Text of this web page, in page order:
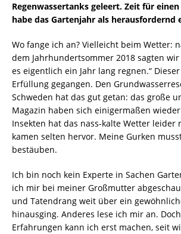
Regenwassertanks geleert. Zeit für
habe das Gartenjahr als herausfordernd
Wo fange ich an? Vielleicht beim Wetter:
dem Jahrhundertsommer 2018 sagten wir
es eigentlich ein Jahr lang regnen.“
Erfüllung gegangen. Den
Schweden hat das gut getan: das große
Magazin haben sich einigermaßen
Insekten hat das nass-kalte Wetter leider
kamen selten hervor. Meine Gurken
bestäuben.
Ich bin noch kein Experte in Sachen
ich mir bei meiner Großmutter
und Tatendrang weit über ein
hinausging. Anderes lese ich mir an.
Erfahrungen kann ich erst machen, seit